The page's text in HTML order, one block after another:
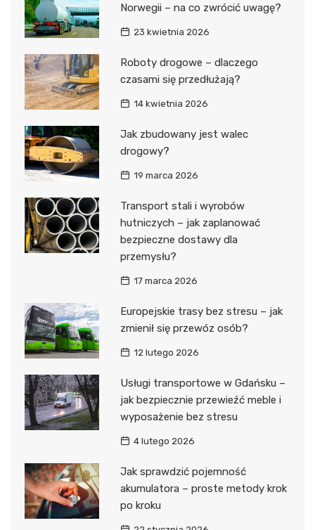
Norwegii – na co zwrócić uwagę?
23 kwietnia 2026
Roboty drogowe – dlaczego
czasami się przedłużają?
14 kwietnia 2026
Jak zbudowany jest walec
drogowy?
19 marca 2026
Transport stali i wyrobów
hutniczych – jak zaplanować
bezpieczne dostawy dla
przemysłu?
17 marca 2026
Europejskie trasy bez stresu – jak
zmienił się przewóz osób?
12 lutego 2026
Usługi transportowe w Gdańsku –
jak bezpiecznie przewieźć meble i
wyposażenie bez stresu
4 lutego 2026
Jak sprawdzić pojemność
akumulatora – proste metody krok
po kroku